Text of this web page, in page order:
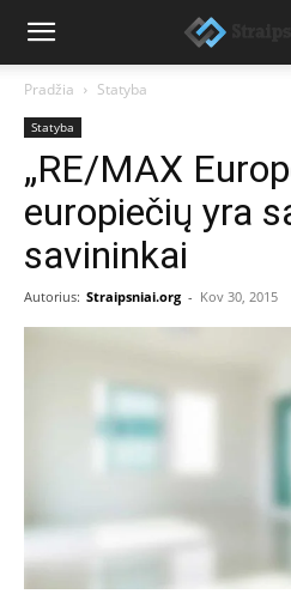
Pradžia Statyba
Statyba
„RE/MAX
europiečių yra
savininkai
Autorius: Straipsniai.org - Kov 30, 2015